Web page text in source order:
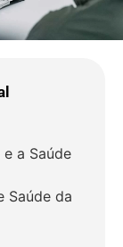
a Saúde
Saúde da